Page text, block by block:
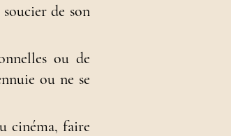
de son
ou de
ou ne se
cinéma, faire